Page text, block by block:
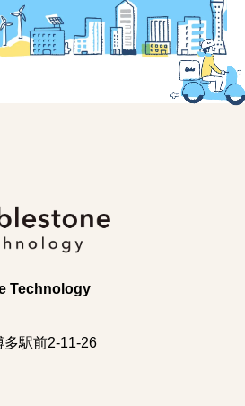
Technology
駅前2-11-26